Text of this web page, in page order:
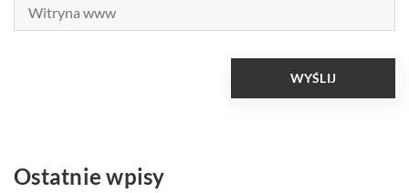
Ostatnie wpisy